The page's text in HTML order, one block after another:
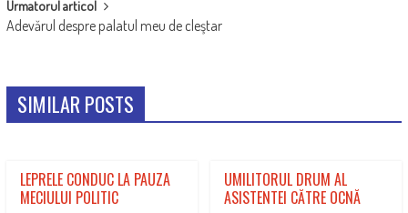
Urmatorul articol
Adevărul despre palatul meu de cleştar
SIMILAR POSTS
LEPRELE CONDUC LA PAUZA
MECIULUI POLITIC
UMILITORUL DRUM AL
ASISTENTEI CĂTRE OCNĂ